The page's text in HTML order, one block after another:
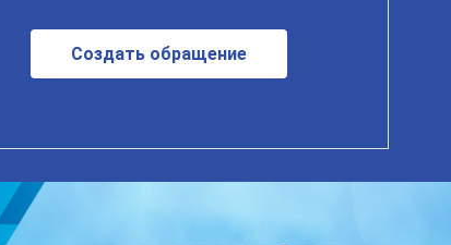
Создать обращение